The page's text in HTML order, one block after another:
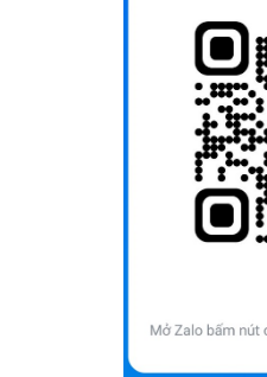
Tích cực tham
thảo Bộ luật
chức cơ quan
(24/07/2026)
Quy định xử
thông đường
Tài liệu hỏi